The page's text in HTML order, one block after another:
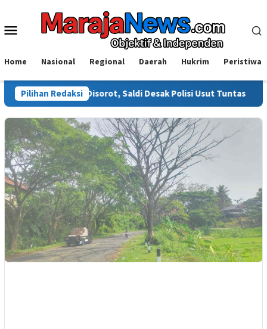
konten
Menu
Home Nasional Regional Daerah Hukrim Peristiwa
Pilihan Redaksi
Disorot, Saldi Desak Polisi Usut Tuntas Warga